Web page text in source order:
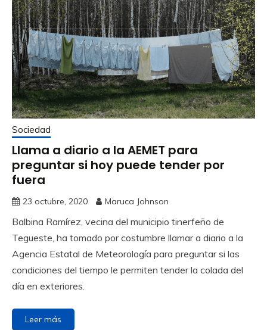
Sociedad
Llama a diario a la AEMET para
preguntar si hoy puede tender por
fuera
23 octubre, 2020 Maruca Johnson
Balbina Ramírez, vecina del municipio tinerfeño de
Tegueste, ha tomado por costumbre llamar a diario a la
Agencia Estatal de Meteorología para preguntar si las
condiciones del tiempo le permiten tender la colada del
día en exteriores.
Leer más